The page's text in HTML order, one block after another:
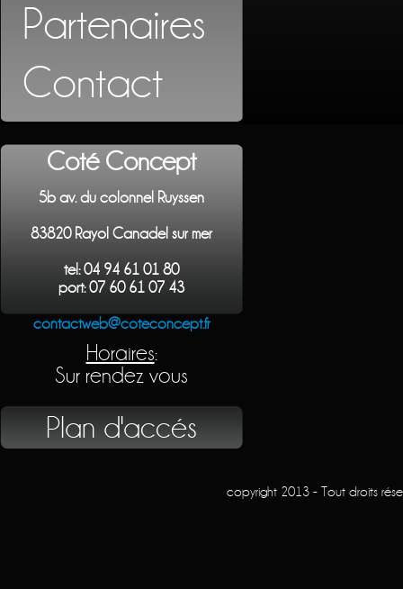
Partenaires
Contact
Coté Concept
5b av. du colonnel Ruyssen
83820 Rayol Canadel sur mer
tel: 04 94 61 01 80
port: 07 60 61 07 43
contactweb@coteconcept.fr
Horaires:
Sur rendez vous
Plan d'accés
copyright 2013 - Tout droits